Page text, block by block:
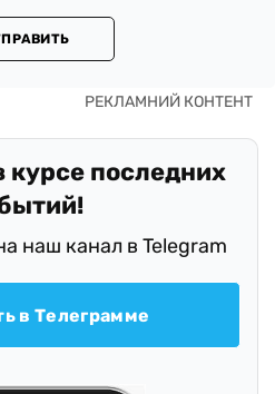
курсе последних
наш канал в Telegram
в Телеграмме